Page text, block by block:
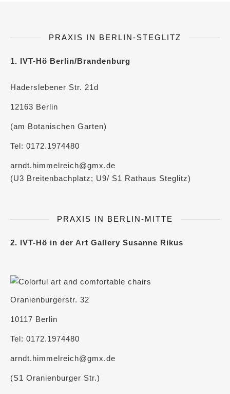
PRAXIS IN BERLIN-STEGLITZ
1. IVT-Hö Berlin/Brandenburg
Haderslebener Str. 21d
12163 Berlin
(am Botanischen Garten)
Tel: 0172.1974480
arndt.himmelreich@gmx.de
(U3 Breitenbachplatz; U9/ S1 Rathaus Steglitz)
PRAXIS IN BERLIN-MITTE
2. IVT-Hö in der Art Gallery Susanne Rikus
Oranienburgerstr. 32
10117 Berlin
Tel: 0172.1974480
arndt.himmelreich@gmx.de
(S1 Oranienburger Str.)